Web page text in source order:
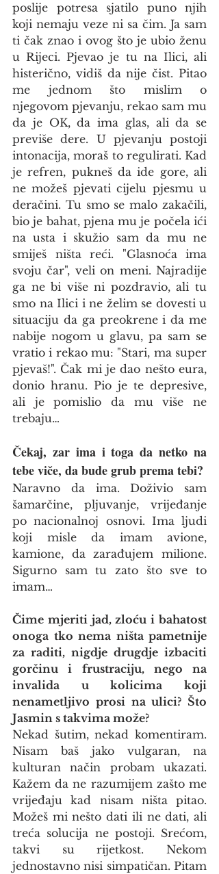
poslije potresa sjatilo puno njih
koji nemaju veze ni sa čim. Ja sam
ti čak znao i ovog što je ubio ženu
u Rijeci. Pjevao je tu na Ilici, ali
histerično, vidiš da nije čist. Pitao
me jednom što mislim o
njegovom pjevanju, rekao sam mu
da je OK, da ima glas, ali da se
previše dere. U pjevanju postoji
intonacija, moraš to regulirati. Kad
je refren, pukneš da ide gore, ali
ne možeš pjevati cijelu pjesmu u
deračini. Tu smo se malo zakačili,
bio je bahat, pjena mu je počela ići
na usta i skužio sam da mu ne
smiješ ništa reći. "Glasnoća ima
svoju čar", veli on meni. Najradije
ga ne bi više ni pozdravio, ali tu
smo na Ilici i ne želim se dovesti u
situaciju da ga preokrene i da me
nabije nogom u glavu, pa sam se
vratio i rekao mu: "Stari, ma super
pjevaš!". Čak mi je dao nešto eura,
donio hranu. Pio je te depresive,
ali je pomislio da mu više ne
trebaju…
Čekaj, zar ima i toga da netko na
tebe viče, da bude grub prema tebi?
Naravno da ima. Doživio sam
šamarčine, pljuvanje, vrijeđanje
po nacionalnoj osnovi. Ima ljudi
koji misle da imam avione,
kamione, da zarađujem milione.
Sigurno sam tu zato što sve to
imam…
Čime mjeriti jad, zloću i bahatost
onoga tko nema ništa pametnije
za raditi, nigdje drugdje izbaciti
gorčinu i frustraciju, nego na
invalida u kolicima koji
nenametljivo prosi na ulici? Što
Jasmin s takvima može?
Nekad šutim, nekad komentiram.
Nisam baš jako vulgaran, na
kulturan način probam ukazati.
Kažem da ne razumijem zašto me
vrijeđaju kad nisam ništa pitao.
Možeš mi nešto dati ili ne dati, ali
treća solucija ne postoji. Srećom,
takvi su rijetkost. Nekom
jednostavno nisi simpatičan. Pitam